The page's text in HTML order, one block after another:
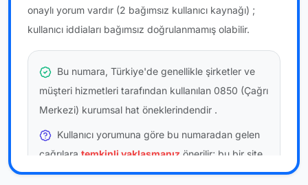
onaylı yorum vardır (2 bağımsız kullanıcı kaynağı) ;
kullanıcı iddiaları bağımsız doğrulanmamış olabilir.
Bu numara, Türkiye'de genellikle şirketler ve
müşteri hizmetleri tarafından kullanılan 0850 (Çağrı
Merkezi) kurumsal hat öneklerindendir .
Kullanıcı yorumuna göre bu numaradan gelen
çağrılara temkinli yaklaşmanız önerilir; bu bir site
hükmü değildir.